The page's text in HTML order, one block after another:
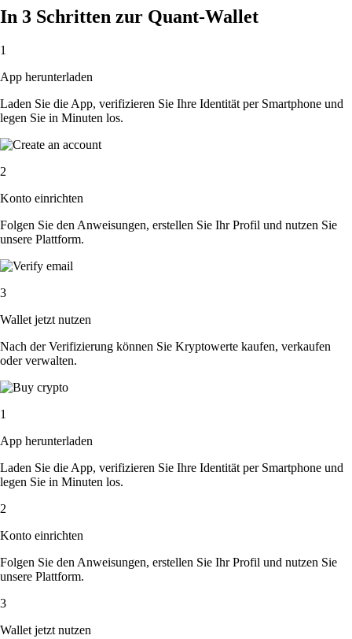
In 3 Schritten zur Quant-Wallet
1
App herunterladen
Laden Sie die App, verifizieren Sie Ihre Identität per Smartphone und
legen Sie in Minuten los.
2
Konto einrichten
Folgen Sie den Anweisungen, erstellen Sie Ihr Profil und nutzen Sie
unsere Plattform.
3
Wallet jetzt nutzen
Nach der Verifizierung können Sie Kryptowerte kaufen, verkaufen
oder verwalten.
1
App herunterladen
Laden Sie die App, verifizieren Sie Ihre Identität per Smartphone und
legen Sie in Minuten los.
2
Konto einrichten
Folgen Sie den Anweisungen, erstellen Sie Ihr Profil und nutzen Sie
unsere Plattform.
3
Wallet jetzt nutzen